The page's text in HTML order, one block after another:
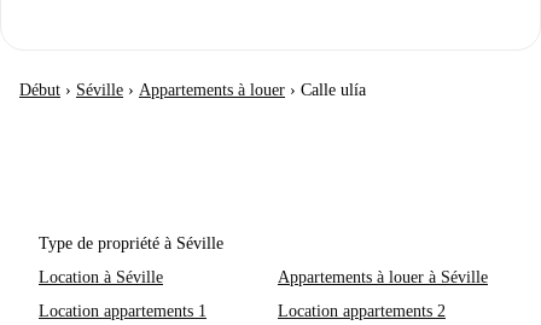
Début › Séville › Appartements à louer › Calle ulía
Type de propriété à Séville
Location à Séville
Appartements à louer à Séville
Location appartements 1
Location appartements 2